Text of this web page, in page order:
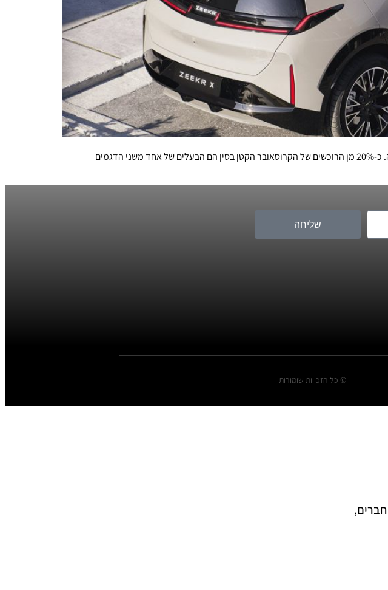
מותג הפרימיום החשמלי של קבוצת ג'ילי עושה את דרכו לאירופה ומבטיח להשיק דגם חדש בכל חצי שנה. כ-20% מן הרוכשים של הקרוסאובר הקטן בסין הם הבעלים של אחד משני הדגמים
שליחה
© כל הזכויות שומורות